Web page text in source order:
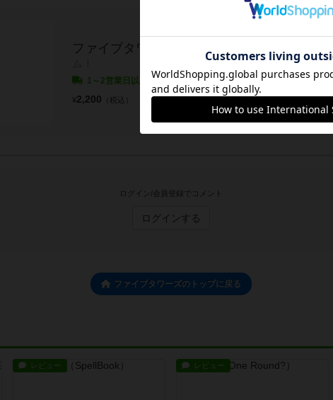
ファイブタワーズの通販
1～2営業日以内に発送 日本語ルール付き/日本語版
¥2,200 （税込）
ログイン/会員登録でコメント
ログインする
ファイブタワーズのトップに戻る
レビュー レビュー